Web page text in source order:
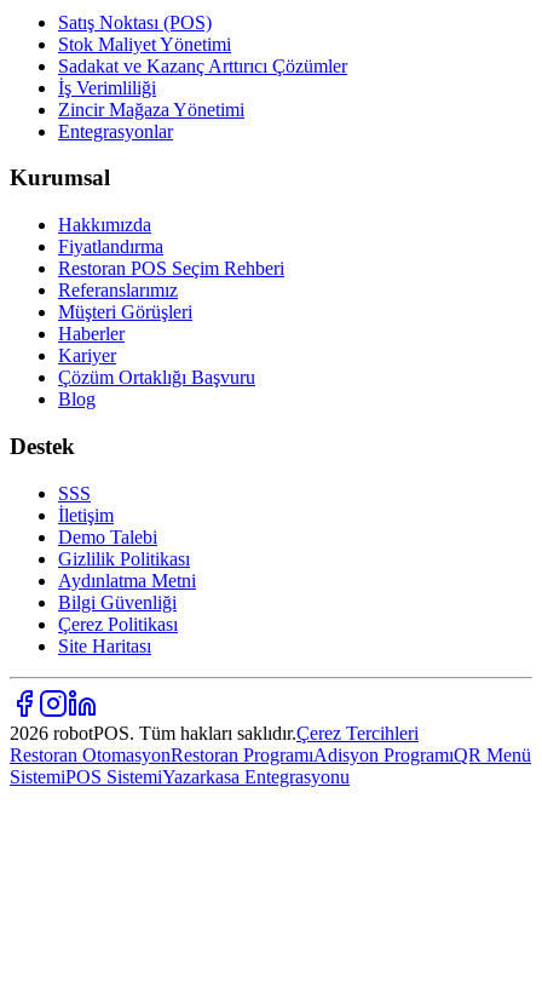
Satış Noktası (POS)
Stok Maliyet Yönetimi
Sadakat ve Kazanç Arttırıcı Çözümler
İş Verimliliği
Zincir Mağaza Yönetimi
Entegrasyonlar
Kurumsal
Hakkımızda
Fiyatlandırma
Restoran POS Seçim Rehberi
Referanslarımız
Müşteri Görüşleri
Haberler
Kariyer
Çözüm Ortaklığı Başvuru
Blog
Destek
SSS
İletişim
Demo Talebi
Gizlilik Politikası
Aydınlatma Metni
Bilgi Güvenliği
Çerez Politikası
Site Haritası
2026 robotPOS. Tüm hakları saklıdır.Çerez Tercihleri
Restoran OtomasyonRestoran ProgramıAdisyon ProgramıQR Menü
SistemiPOS SistemiYazarkasa Entegrasyonu